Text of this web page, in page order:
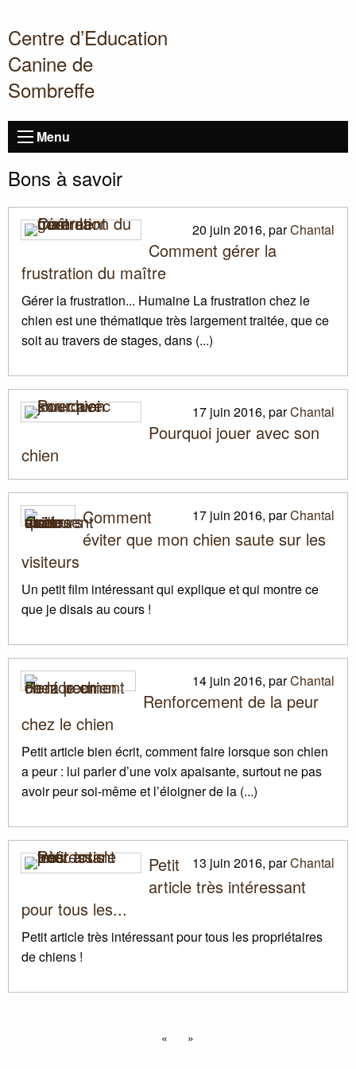
Centre d’Education
Canine de
Sombreffe
Menu
Bons à savoir
20 juin 2016, parChantal
Comment gérer la
frustration du maître
Gérer la frustration... Humaine La frustration chez le
chien est une thématique très largement traitée, que ce
soit au travers de stages, dans (...)
17 juin 2016, parChantal
Pourquoi jouer avec son
chien
17 juin 2016, parChantal
Comment
éviter que mon chien saute sur les
visiteurs
Un petit film intéressant qui explique et qui montre ce
que je disais au cours !
14 juin 2016, parChantal
Renforcement de la peur
chez le chien
Petit article bien écrit, comment faire lorsque son chien
a peur : lui parler d’une voix apaisante, surtout ne pas
avoir peur soi-même et l’éloigner de la (...)
13 juin 2016, parChantal
Petit
article très intéressant
pour tous les...
Petit article très intéressant pour tous les propriétaires
de chiens !
« »